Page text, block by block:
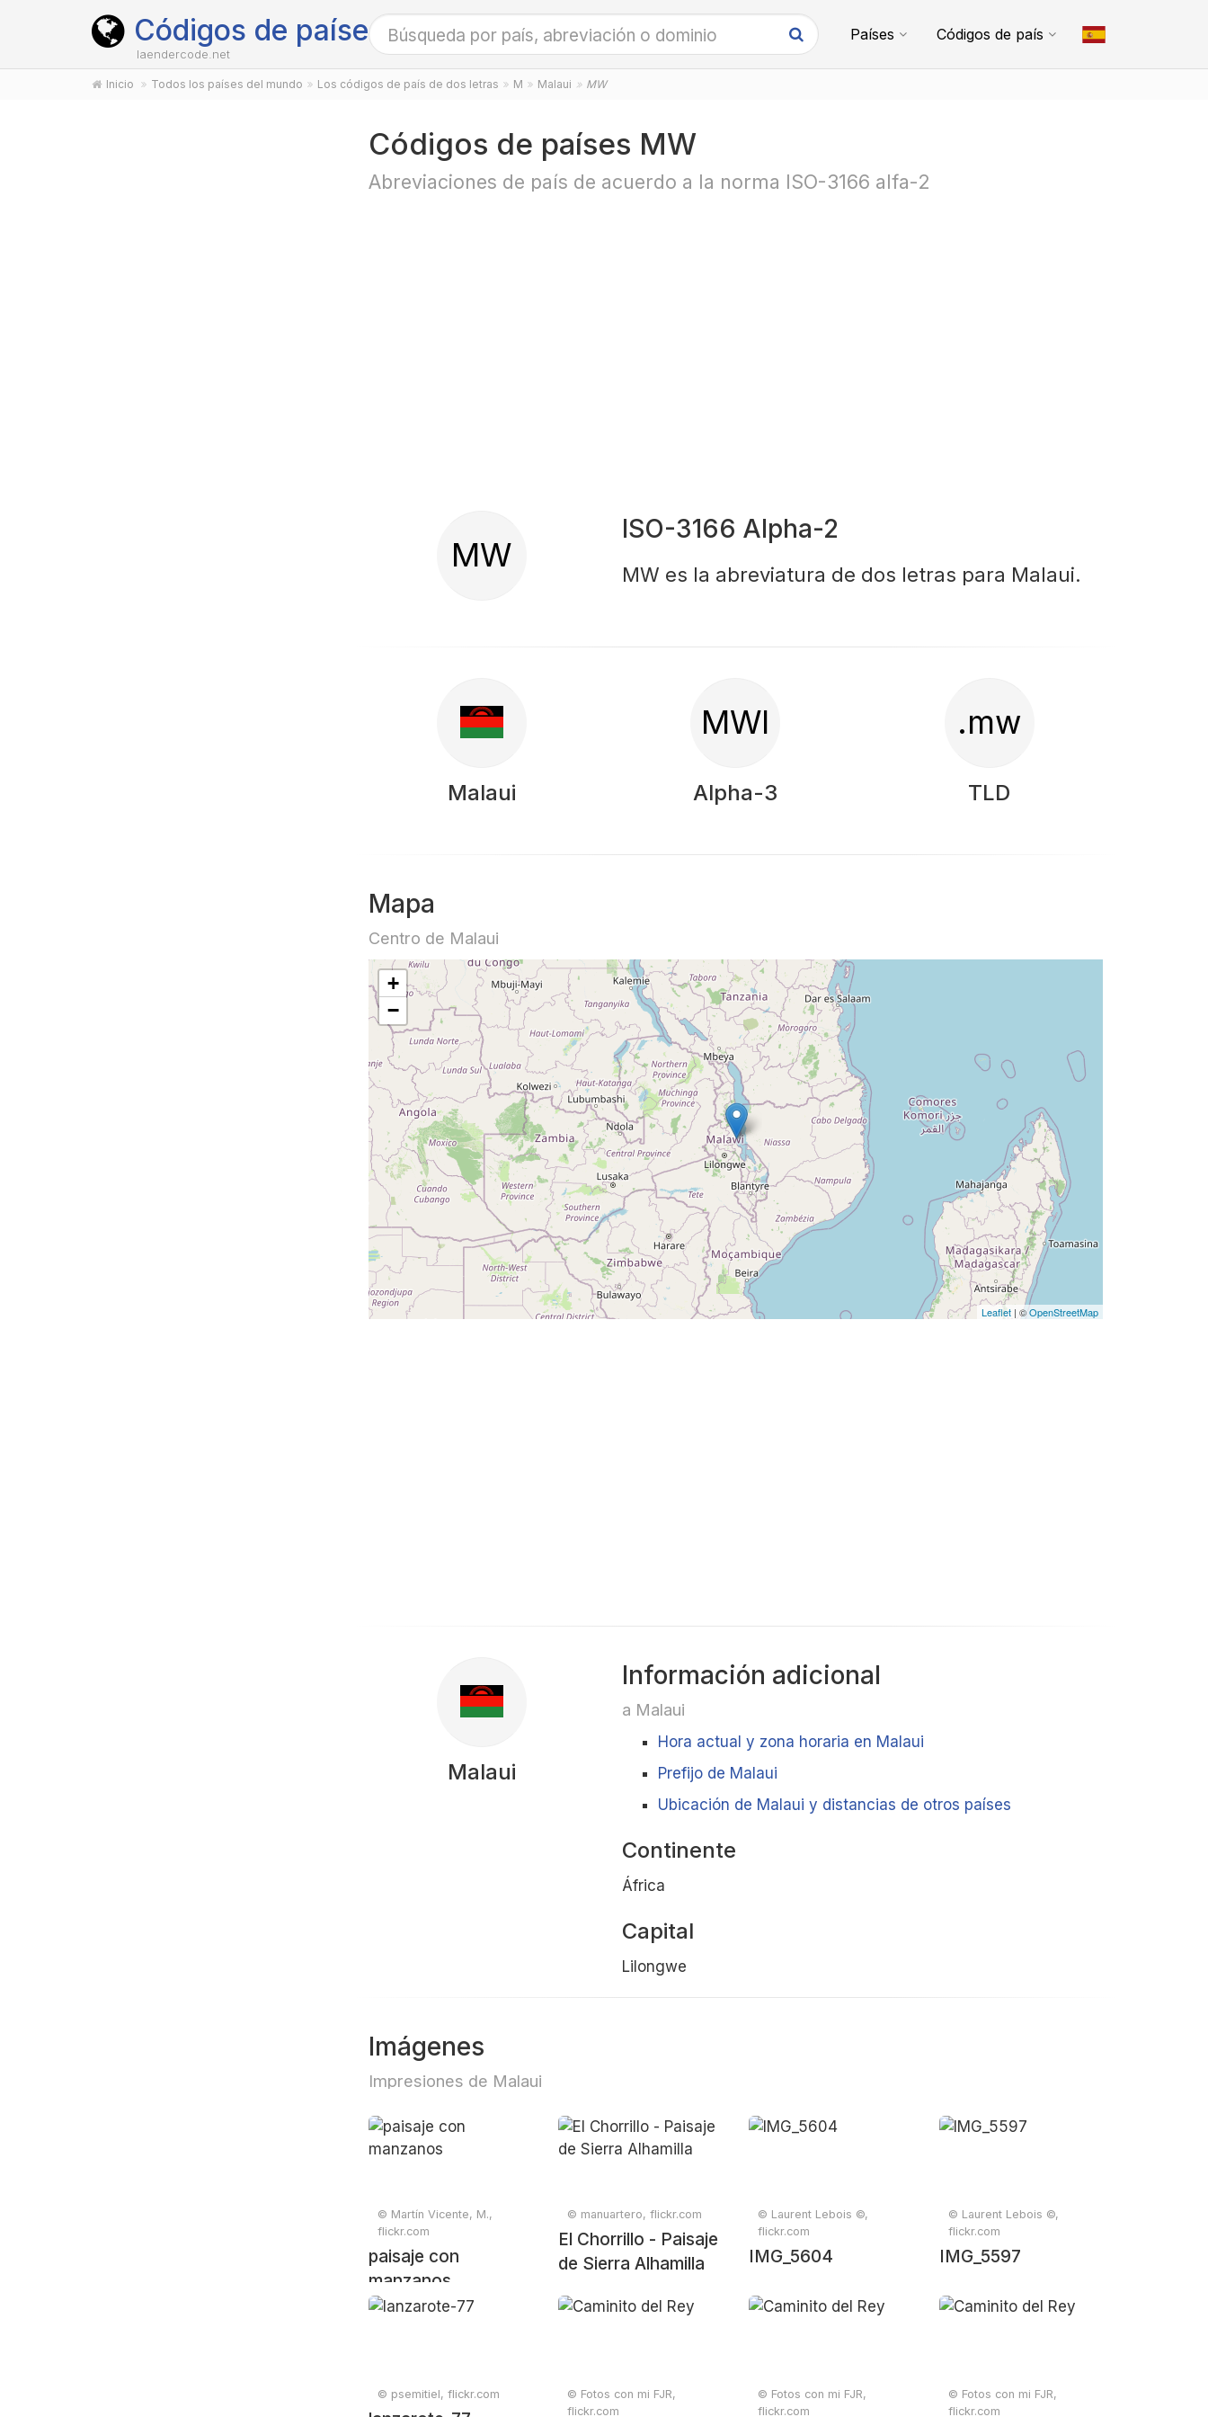
Códigos de países
laendercode.net
Países Códigos de país
Inicio Todos los países del mundo Los códigos de país de dos letras M Malaui MW
Códigos de países MW
Abreviaciones de país de acuerdo a la norma ISO-3166 alfa-2
MW
ISO-3166 Alpha-2
MW es la abreviatura de dos letras para Malaui.
Malaui
MWI
Alpha-3
.mw
TLD
Mapa
Centro de Malaui
+
−
Leaflet | ©OpenStreetMap
Malaui
Información adicional
a Malaui
Hora actual y zona horaria en Malaui
Prefijo de Malaui
Ubicación de Malaui y distancias de otros países
Continente
África
Capital
Lilongwe
Imágenes
Impresiones de Malaui
© Martín Vicente, M.,
flickr.com
paisaje con
manzanos
© manuartero, flickr.com
El Chorrillo - Paisaje
de Sierra Alhamilla
© Laurent Lebois ©,
flickr.com
IMG_5604
© Laurent Lebois ©,
flickr.com
IMG_5597
© psemitiel, flickr.com
© Fotos con mi FJR,
flickr.com
© Fotos con mi FJR,
flickr.com
© Fotos con mi FJR,
flickr.com